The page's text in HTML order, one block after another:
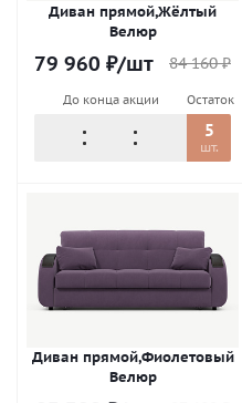
Диван прямой,Жёлтый
Велюр
79 960 ₽/шт 84 160₽
До конца акции Остаток
5
шт.
Диван прямой,Фиолетовый
Велюр